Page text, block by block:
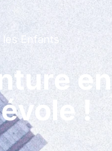
Enfants
en
!​